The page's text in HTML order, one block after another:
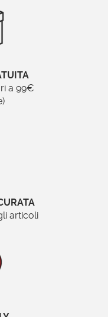
decorativo
all’alta
applicata su
a 99€
articoli